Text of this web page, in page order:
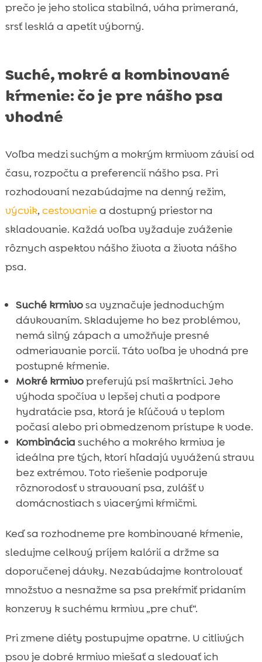
prečo je jeho stolica stabilná, váha primeraná,
srsť lesklá a apetít výborný.
Suché, mokré a kombinované
kŕmenie: čo je pre nášho psa
vhodné
Voľba medzi suchým a mokrým krmivom závisí od
času, rozpočtu a preferencií nášho psa. Pri
rozhodovaní nezabúdajme na denný režim,
výcvik, cestovanie a dostupný priestor na
skladovanie. Každá voľba vyžaduje zváženie
rôznych aspektov nášho života a života nášho
psa.
Suché krmivosa vyznačuje jednoduchým
dávkovaním. Skladujeme ho bez problémov,
nemá silný zápach a umožňuje presné
odmeriavanie porcií. Táto voľba je vhodná pre
postupné kŕmenie.
Mokré krmivopreferujú psí maškrtníci. Jeho
výhoda spočíva v lepšej chuti a podpore
hydratácie psa, ktorá je kľúčová v teplom
počasí alebo pri obmedzenom prístupe k vode.
Kombinácia suchého a mokrého krmiva je
ideálna pre tých, ktorí hľadajú vyváženú stravu
bez extrémov. Toto riešenie podporuje
rôznorodosť v stravovaní psa, zvlášť v
domácnostiach s viacerými kŕmičmi.
Keď sa rozhodneme pre kombinované kŕmenie,
sledujme celkový príjem kalórií a držme sa
doporučenej dávky. Nezabúdajme kontrolovať
množstvo a nesnažme sa psa prekŕmiť pridaním
konzervy k suchému krmivu „pre chuť“.
Pri zmene diéty postupujme opatrne. U citlivých
psov je dobré krmivo miešať a sledovať ich